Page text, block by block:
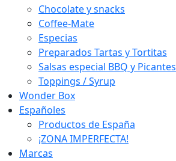
Chocolate y snacks
Coffee-Mate
Especias
Preparados Tartas y Tortitas
Salsas especial BBQ y Picantes
Toppings / Syrup
Wonder Box
Españoles
Productos de España
¡ZONA IMPERFECTA!
Marcas